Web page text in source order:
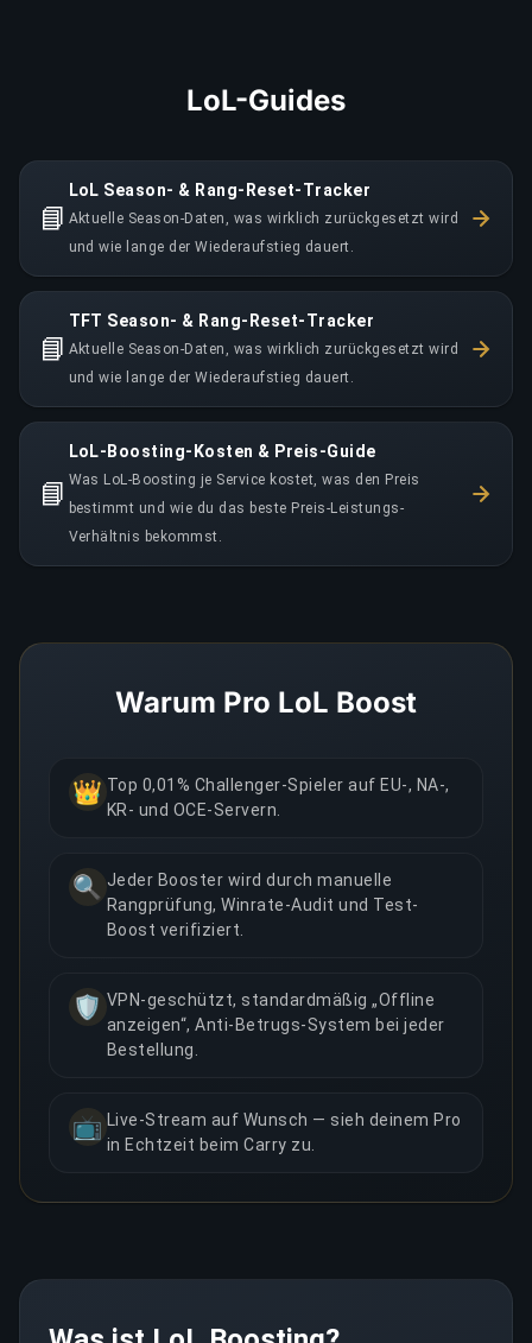
LoL-Guides
📘
LoL Season- & Rang-Reset-Tracker
Aktuelle Season-Daten, was wirklich zurückgesetzt wird
und wie lange der Wiederaufstieg dauert.
📘
TFT Season- & Rang-Reset-Tracker
Aktuelle Season-Daten, was wirklich zurückgesetzt wird
und wie lange der Wiederaufstieg dauert.
📘
LoL-Boosting-Kosten & Preis-Guide
Was LoL-Boosting je Service kostet, was den Preis
bestimmt und wie du das beste Preis-Leistungs-
Verhältnis bekommst.
Warum Pro LoL Boost
👑 Top 0,01% Challenger-Spieler auf EU-, NA-,
KR- und OCE-Servern.
🔍 Jeder Booster wird durch manuelle
Rangprüfung, Winrate-Audit und Test-
Boost verifiziert.
🛡️ VPN-geschützt, standardmäßig „Offline
anzeigen“, Anti-Betrugs-System bei jeder
Bestellung.
📺
Live-Stream auf Wunsch — sieh deinem Pro
in Echtzeit beim Carry zu.